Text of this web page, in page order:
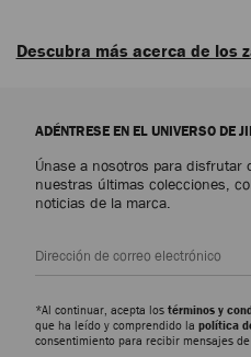
Descubra más acerca de los
versatilidad y el arte de Jimmy Choo,
hasta los modelos más
repujado que imita la piel de
elegancia y versatilidad a
ADÉNTRESE EN EL UNIVERSO DE
Únase a nosotros para disfrutar
nuestras últimas colecciones,
noticias de la marca.
*Al continuar, acepta los términos y
que ha leído y comprendido la política
consentimiento para recibir mensajes